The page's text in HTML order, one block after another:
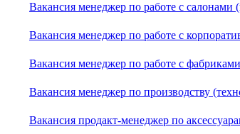
Вакансия менеджер по работе с салонами
Вакансия менеджер по работе с
Вакансия менеджер по работе с
Вакансия менеджер по производству
Вакансия продакт-менеджер по